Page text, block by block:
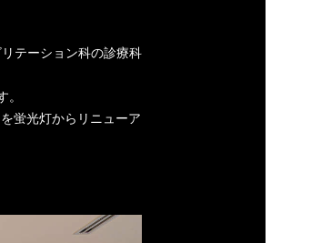
テーション科の診療科
蛍光灯からリニューア